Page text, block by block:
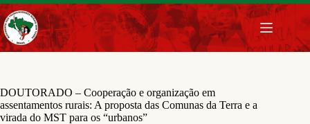
Pular
para
o
conteúdo
DOUTORADO – Cooperação e organização em
assentamentos rurais: A proposta das Comunas da Terra e a
virada do MST para os “urbanos”